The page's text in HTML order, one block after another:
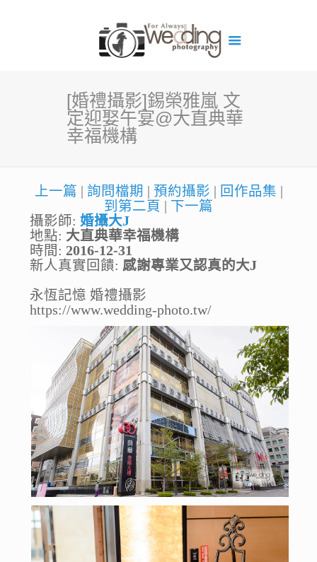
[婚禮攝影]錫榮雅嵐 文
定迎娶午宴@大直典華
幸福機構
上一篇 詢問檔期 預約攝影 回作品集
到第二頁
下一篇
攝影師: 婚攝大J
地點: 大直典華幸福機構
時間: 2016-12-31
新人真實回饋: 感謝專業又認真的大J
永恆記憶 婚禮攝影
https://www.wedding-photo.tw/